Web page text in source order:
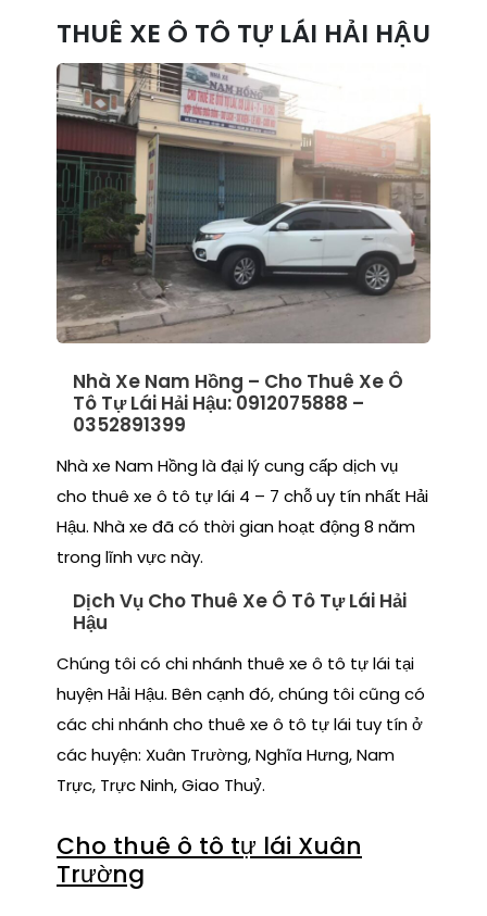
THUÊ XE Ô TÔ TỰ LÁI HẢI HẬU
Nhà Xe Nam Hồng – Cho Thuê Xe Ô
Tô Tự Lái Hải Hậu: 0912075888 –
0352891399
Nhà xe Nam Hồng là đại lý cung cấp dịch vụ
cho thuê xe ô tô tự lái 4 – 7 chỗ uy tín nhất Hải
Hậu. Nhà xe đã có thời gian hoạt động 8 năm
trong lĩnh vực này.
Dịch Vụ Cho Thuê Xe Ô Tô Tự Lái Hải
Hậu
Chúng tôi có chi nhánh thuê xe ô tô tự lái tại
huyện Hải Hậu. Bên cạnh đó, chúng tôi cũng có
các chi nhánh cho thuê xe ô tô tự lái tuy tín ở
các huyện: Xuân Trường, Nghĩa Hưng, Nam
Trực, Trực Ninh, Giao Thuỷ.
Cho thuê ô tô tự lái Xuân
Trường